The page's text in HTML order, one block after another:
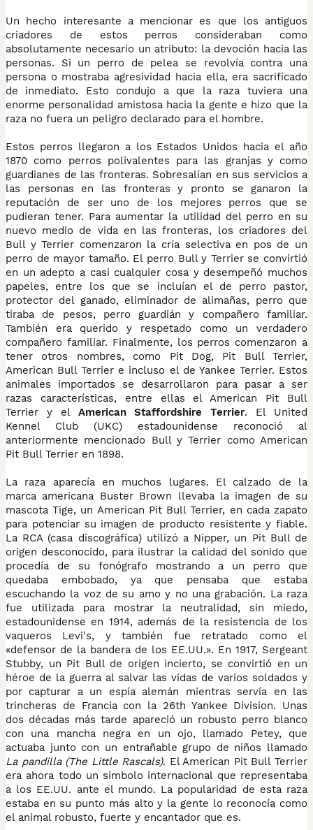
Un hecho interesante a mencionar es que los antiguos
criadores de estos perros consideraban como
absolutamente necesario un atributo: la devoción hacia las
personas. Si un perro de pelea se revolvía contra una
persona o mostraba agresividad hacia ella, era sacrificado
de inmediato. Esto condujo a que la raza tuviera una
enorme personalidad amistosa hacia la gente e hizo que la
raza no fuera un peligro declarado para el hombre.
Estos perros llegaron a los Estados Unidos hacia el año
1870 como perros polivalentes para las granjas y como
guardianes de las fronteras. Sobresalían en sus servicios a
las personas en las fronteras y pronto se ganaron la
reputación de ser uno de los mejores perros que se
pudieran tener. Para aumentar la utilidad del perro en su
nuevo medio de vida en las fronteras, los criadores del
Bull y Terrier comenzaron la cría selectiva en pos de un
perro de mayor tamaño. El perro Bull y Terrier se convirtió
en un adepto a casi cualquier cosa y desempeñó muchos
papeles, entre los que se incluían el de perro pastor,
protector del ganado, eliminador de alimañas, perro que
tiraba de pesos, perro guardián y compañero familiar.
También era querido y respetado como un verdadero
compañero familiar. Finalmente, los perros comenzaron a
tener otros nombres, como Pit Dog, Pit Bull Terrier,
American Bull Terrier e incluso el de Yankee Terrier. Estos
animales importados se desarrollaron para pasar a ser
razas características, entre ellas el American Pit Bull
Terrier y el American Staffordshire Terrier. El United
Kennel Club (UKC) estadounidense reconoció al
anteriormente mencionado Bull y Terrier como American
Pit Bull Terrier en 1898.
La raza aparecía en muchos lugares. El calzado de la
marca americana Buster Brown llevaba la imagen de su
mascota Tige, un American Pit Bull Terrier, en cada zapato
para potenciar su imagen de producto resistente y fiable.
La RCA (casa discográfica) utilizó a Nipper, un Pit Bull de
origen desconocido, para ilustrar la calidad del sonido que
procedía de su fonógrafo mostrando a un perro que
quedaba embobado, ya que pensaba que estaba
escuchando la voz de su amo y no una grabación. La raza
fue utilizada para mostrar la neutralidad, sin miedo,
estadounidense en 1914, además de la resistencia de los
vaqueros Levi's, y también fue retratado como el
«defensor de la bandera de los EE.UU.». En 1917, Sergeant
Stubby, un Pit Bull de origen incierto, se convirtió en un
héroe de la guerra al salvar las vidas de varios soldados y
por capturar a un espía alemán mientras servía en las
trincheras de Francia con la 26th Yankee Division. Unas
dos décadas más tarde apareció un robusto perro blanco
con una mancha negra en un ojo, llamado Petey, que
actuaba junto con un entrañable grupo de niños llamado
La pandilla (The Little Rascals). El American Pit Bull Terrier
era ahora todo un símbolo internacional que representaba
a los EE.UU. ante el mundo. La popularidad de esta raza
estaba en su punto más alto y la gente lo reconocía como
el animal robusto, fuerte y encantador que es.